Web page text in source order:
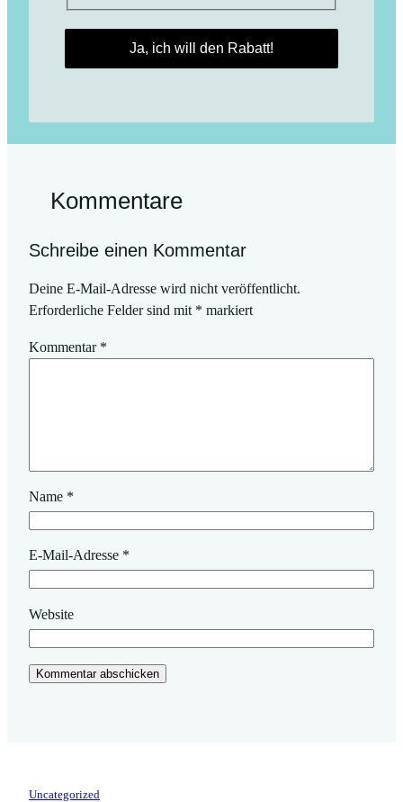
Kommentare
Schreibe einen Kommentar
Deine E-Mail-Adresse wird nicht veröffentlicht.
Erforderliche Felder sind mit * markiert
Kommentar *
Name *
E-Mail-Adresse *
Website
Uncategorized